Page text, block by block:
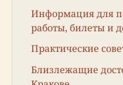
Информация для
работы, билеты и
Практические
Близлежащие